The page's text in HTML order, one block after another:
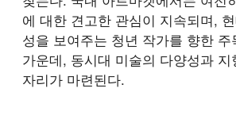
에 대한 견고한 관심이 지속되며,
성을 보여주는 청년 작가를 향한
가운데, 동시대 미술의 다양성과
자리가 마련된다.